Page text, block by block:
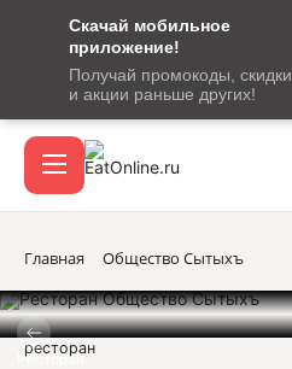
Скачай мобильное
приложение!
Получай промокоды, скидки
и акции раньше других!
сообщение
кодом
подтверждения
Вход / регистрация
Акции
Главная Общество Сытыхъ
Ресторан
ресторан